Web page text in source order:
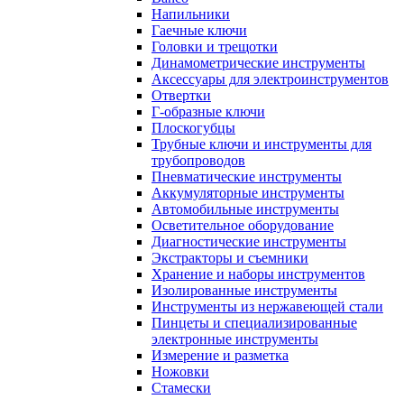
Напильники
Гаечные ключи
Головки и трещотки
Динамометрические инструменты
Аксессуары для электроинструментов
Отвертки
Г-образные ключи
Плоскогубцы
Трубные ключи и инструменты для
трубопроводов
Пневматические инструменты
Аккумуляторные инструменты
Автомобильные инструменты
Осветительное оборудование
Диагностические инструменты
Экстракторы и съемники
Хранение и наборы инструментов
Изолированные инструменты
Инструменты из нержавеющей стали
Пинцеты и специализированные
электронные инструменты
Измерение и разметка
Ножовки
Стамески